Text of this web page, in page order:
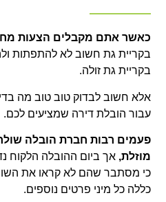
כאשר אתם מקבלים הצעות
בקריית גת חשוב לא להתפתות
בקריית גת זולה.
אלא חשוב לבדוק טוב טוב מה
עבור הובלת דירה שמציעים לכם.
פעמים רבות חברת הובלה
מוזלת, אך ביום ההובלה הלקוח
כי מסתבר שהם לא קראו את
כללה כל מיני פרטים נוספים.